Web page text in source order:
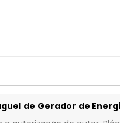
de Gerador de